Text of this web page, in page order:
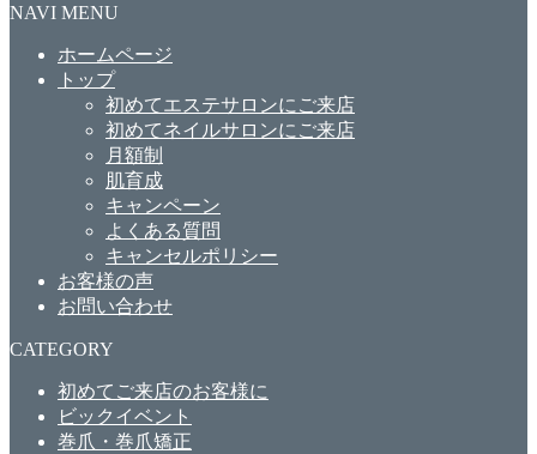
NAVI MENU
ホームページ
トップ
初めてエステサロンにご来店
初めてネイルサロンにご来店
月額制
肌育成
キャンペーン
よくある質問
キャンセルポリシー
お客様の声
お問い合わせ
CATEGORY
初めてご来店のお客様に
ビックイベント
巻爪・巻爪矯正